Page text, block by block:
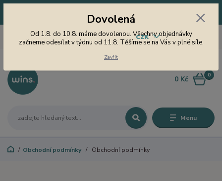
začneme odesílat v týdnu od 11.8. Těšíme se na Vás v plné síle.
Menu
CZK
605 747 185
Jsme tu pro Vás od 9 do 15
hodin
0
0 Kč
Obchodní podmínky Obchodní podmínky
Dovolená
Od 1.8. do 10.8. máme dovolenou. Všechny objednávky
začneme odesílat v týdnu od 11.8. Těšíme se na Vás v plné síle.
Zavřít